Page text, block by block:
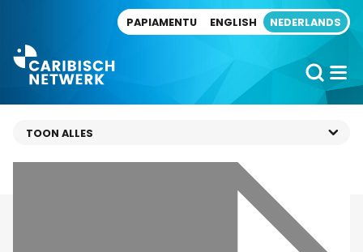
PAPIAMENTU ENGLISH NEDERLANDS